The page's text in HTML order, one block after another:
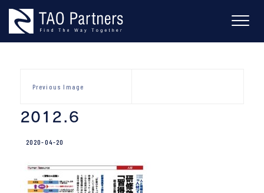
content
Previous Image
2012.6
2020-04-20